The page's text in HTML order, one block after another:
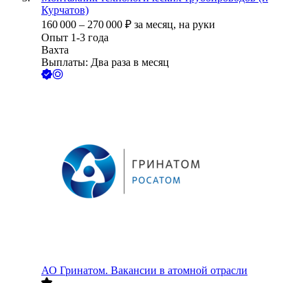
Курчатов)
160 000 – 270 000 ₽ за месяц, на руки
Опыт 1-3 года
Вахта
Выплаты: Два раза в месяц
АО Гринатом. Вакансии в атомной отрасли